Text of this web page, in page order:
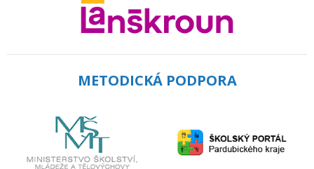
METODICKÁ PODPORA